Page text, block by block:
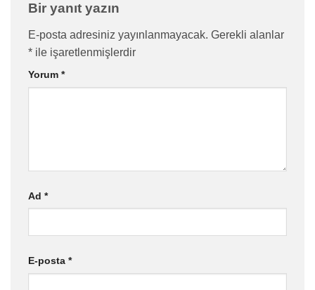
Bir yanıt yazın
E-posta adresiniz yayınlanmayacak. Gerekli alanlar
* ile işaretlenmişlerdir
Yorum *
Ad *
E-posta *